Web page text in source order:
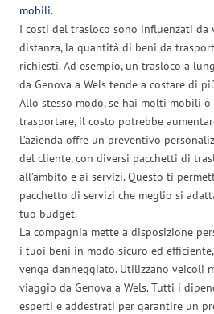
mobili.
I costi del trasloco sono influenzati da
distanza, la quantità di beni da
richiesti. Ad esempio, un trasloco a
da Genova a Wels tende a costare di
Allo stesso modo, se hai molti mobili o
trasportare, il costo potrebbe
L’azienda offre un preventivo
del cliente, con diversi pacchetti di
all’ambito e ai servizi. Questo ti
pacchetto di servizi che meglio si
tuo budget.
La compagnia mette a disposizione
i tuoi beni in modo sicuro ed
venga danneggiato. Utilizzano veicoli
viaggio da Genova a Wels. Tutti i
esperti e addestrati per garantire un